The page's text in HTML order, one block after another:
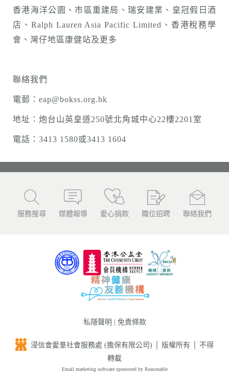
香港海洋公園、市區重建局、瑞安建業、皇冠假日酒
店、Ralph Lauren Asia Pacific Limited、香港稅務學
會、灣仔地區康健站及更多
聯絡我們
電郵：eap@bokss.org.hk
地址：炮台山英皇道250號北角城中心22樓2201室
電話：3413 1580或3413 1604
服務搜尋 媒體報導 愛心捐款 職位招聘 聯絡我們
私隱聲明 | 免責條款
浸信會愛羣社會服務處 (擔保有限公司) │ 版權所有 │ 不得
轉載
Email marketing software sponsored by Reasonable